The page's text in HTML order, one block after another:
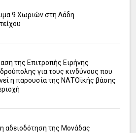
9 Χωριών στη Λάδη
της Επιτροπής Ειρήνης
για τους κινδύνους που
η παρουσία της ΝΑΤΟϊκής βάσης
αδειοδότηση της Μονάδας